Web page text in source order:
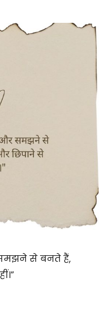
से बनते हैं,